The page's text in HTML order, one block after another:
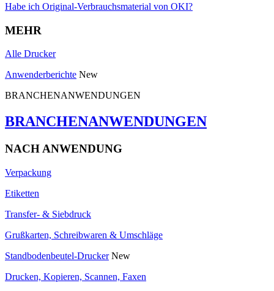
Habe ich Original-Verbrauchsmaterial von OKI?
MEHR
Alle Drucker
Anwenderberichte New
BRANCHENANWENDUNGEN
BRANCHENANWENDUNGEN
NACH ANWENDUNG
Verpackung
Etiketten
Transfer- & Siebdruck
Grußkarten, Schreibwaren & Umschläge
Standbodenbeutel-Drucker New
Drucken, Kopieren, Scannen, Faxen